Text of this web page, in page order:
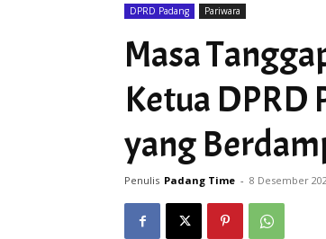
DPRD Padang Pariwara
Masa
Ketua DPRD
yang
Penulis Padang Time - 8 Desember